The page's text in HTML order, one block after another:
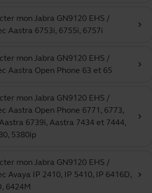
mon Jabra GN9120 EHS /
Aastra 6753i, 6755i, 6757i
chevron_right
mon Jabra GN9120 EHS /
Aastra Open Phone 63 et 65
chevron_right
mon Jabra GN9120 EHS /
Aastra Open Phone 6771, 6773,
6739i, Aastra 7434 et 7444,
5380ip
chevron_right
mon Jabra GN9120 EHS /
Avaya IP 2410, IP 5410, IP 6416D,
6424M
chevron_right